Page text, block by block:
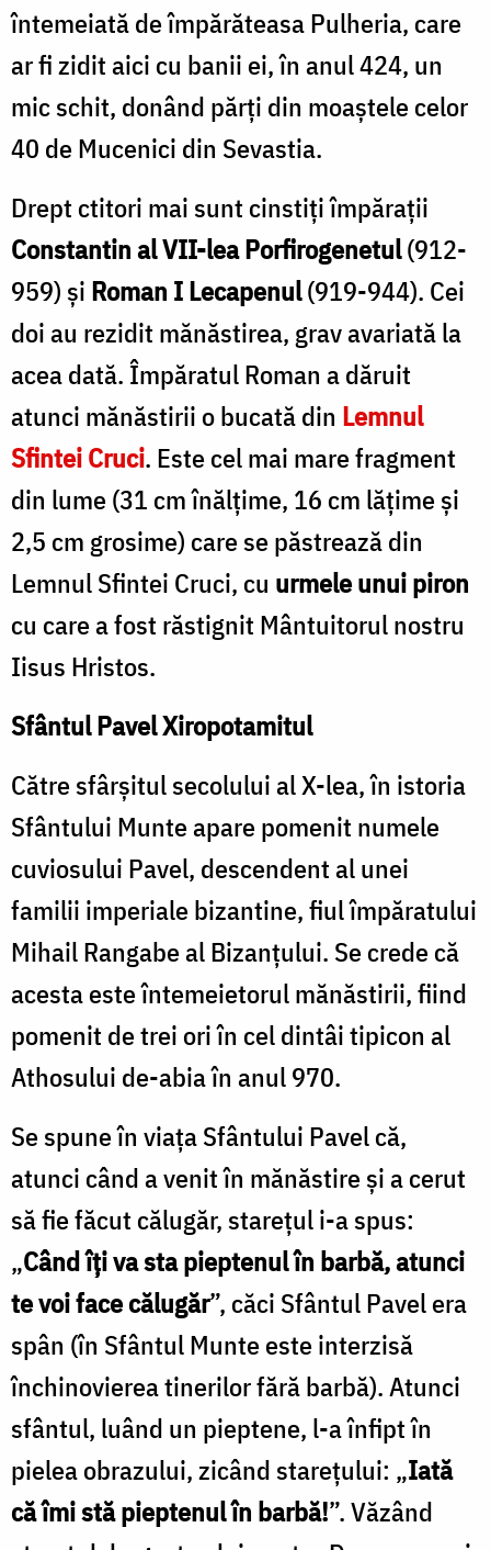
întemeiată de împărăteasa Pulheria, care
ar fi zidit aici cu banii ei, în anul 424, un
mic schit, donând părţi din moaştele celor
40 de Mucenici din Sevastia.
Drept ctitori mai sunt cinstiţi împăraţii
Constantin al VII-lea Porfirogenetul(912-
959) şi Roman I Lecapenul(919-944). Cei
doi au rezidit mănăstirea, grav avariată la
acea dată. Împăratul Roman a dăruit
atunci mănăstirii o bucată din Lemnul
Sfintei Cruci. Este cel mai mare fragment
din lume (31 cm înălţime, 16 cm lăţime şi
2,5 cm grosime) care se păstrează din
Lemnul Sfintei Cruci, cu urmele unui piron
cu care a fost răstignit Mântuitorul nostru
Iisus Hristos.
Sfântul Pavel Xiropotamitul
Către sfârşitul secolului al X-lea, în istoria
Sfântului Munte apare pomenit numele
cuviosului Pavel, descendent al unei
familii imperiale bizantine, fiul împăratului
Mihail Rangabe al Bizanţului. Se crede că
acesta este întemeietorul mănăstirii, fiind
pomenit de trei ori în cel dintâi tipicon al
Athosului de-abia în anul 970.
Se spune în viața Sfântului Pavel că,
atunci când a venit în mănăstire și a cerut
să fie făcut călugăr, starețul i-a spus:
„Când îți va sta pieptenul în barbă, atunci
te voi face călugăr”, căci Sfântul Pavel era
spân (în Sfântul Munte este interzisă
închinovierea tinerilor fără barbă). Atunci
sfântul, luând un pieptene, l-a înfipt în
pielea obrazului, zicând starețului: „Iată
că îmi stă pieptenul în barbă!”. Văzând